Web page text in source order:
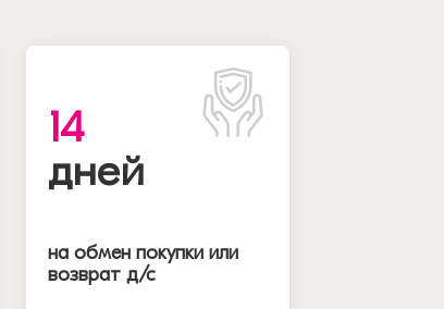
14
дней
на обмен покупки или
возврат д/с